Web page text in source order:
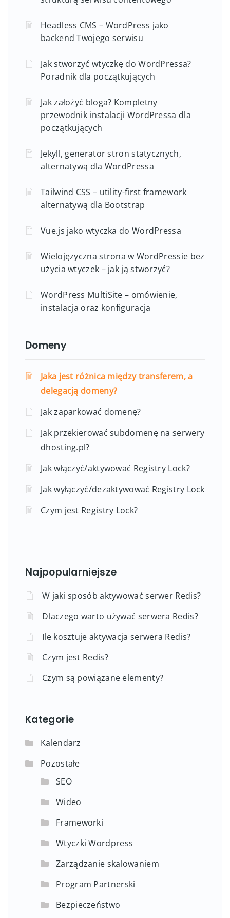
Headless CMS – WordPress jako
backend Twojego serwisu
Jak stworzyć wtyczkę do WordPressa?
Poradnik dla początkujących
Jak założyć bloga? Kompletny
przewodnik instalacji WordPressa dla
początkujących
Jekyll, generator stron statycznych,
alternatywą dla WordPressa
Tailwind CSS – utility-first framework
alternatywą dla Bootstrap
Vue.js jako wtyczka do WordPressa
Wielojęzyczna strona w WordPressie bez
użycia wtyczek – jak ją stworzyć?
WordPress MultiSite – omówienie,
instalacja oraz konfiguracja
Domeny
Jaka jest różnica między transferem, a
delegacją domeny?
Jak zaparkować domenę?
Jak przekierować subdomenę na serwery
dhosting.pl?
Jak włączyć/aktywować Registry Lock?
Jak wyłączyć/dezaktywować Registry Lock
Czym jest Registry Lock?
Najpopularniejsze
W jaki sposób aktywować serwer Redis?
Dlaczego warto używać serwera Redis?
Ile kosztuje aktywacja serwera Redis?
Czym jest Redis?
Czym są powiązane elementy?
Kategorie
Kalendarz
Pozostałe
SEO
Wideo
Frameworki
Wtyczki Wordpress
Zarządzanie skalowaniem
Program Partnerski
Bezpieczeństwo